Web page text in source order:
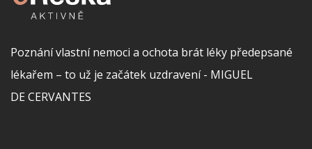
Poznání vlastní nemoci a ochota brát léky předepsané
lékařem – to už je začátek uzdravení - MIGUEL
DE CERVANTES